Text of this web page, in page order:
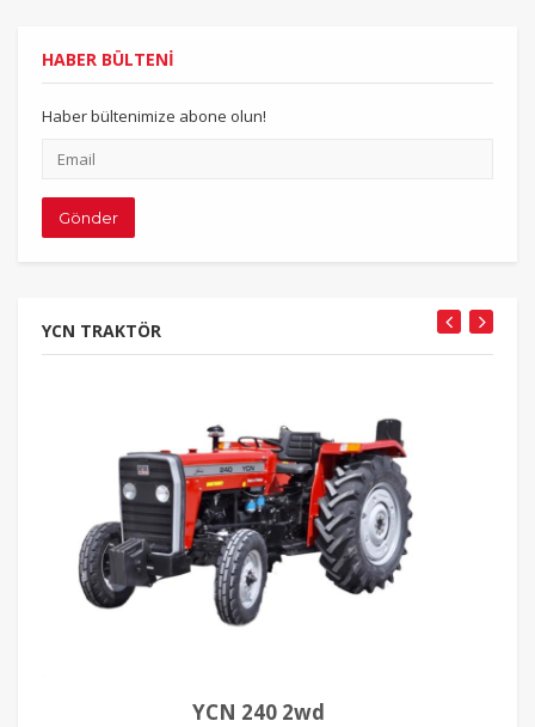
HABER BÜLTENİ
Haber bültenimize abone olun!
adresiniz
Gönder
YCN TRAKTÖR
YCN 240 2wd